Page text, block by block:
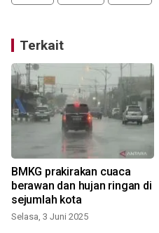
Terkait
BMKG prakirakan cuaca
berawan dan hujan ringan di
sejumlah kota
Selasa, 3 Juni 2025